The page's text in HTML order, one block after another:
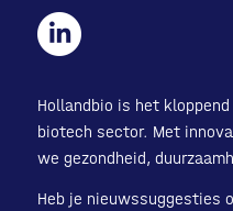
Hollandbio is het
biotech sector. Met
we gezondheid,
Heb je nieuwssuggesties